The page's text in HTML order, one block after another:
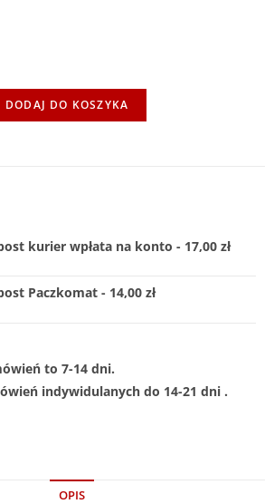
DODAJ DO KOSZYKA
kurier wpłata na konto - 17,00 zł
Paczkomat - 14,00 zł
to 7-14 dni.
indywidulanych do 14-21 dni .
OPIS